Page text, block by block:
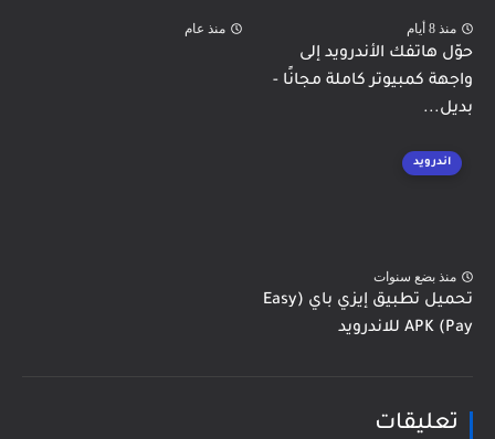
منذ 8 أيام
حوّل هاتفك الأندرويد إلى
واجهة كمبيوتر كاملة مجانًا -
بديل...
منذ عام
اندرويد
منذ بضع سنوات
تحميل تطبيق إيزي باي (Easy
Pay) APK للاندرويد
تعليقات